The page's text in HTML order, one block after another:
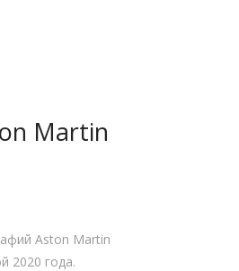
Martin
Aston Martin
2020 года.